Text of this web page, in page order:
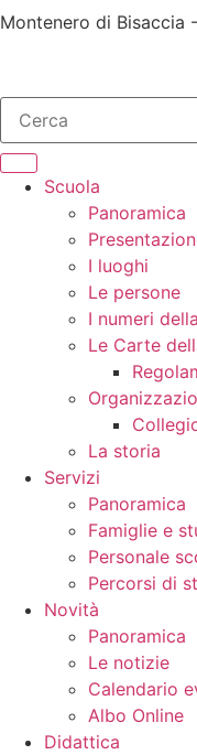
Montenero di Bisaccia
Scuola
Panoramica
I luoghi
Le persone
I numeri
Le Carte
La storia
Servizi
Panoramica
Famiglie e
Personale
Percorsi di
Novità
Panoramica
Le notizie
Calendario
Albo Online
Didattica